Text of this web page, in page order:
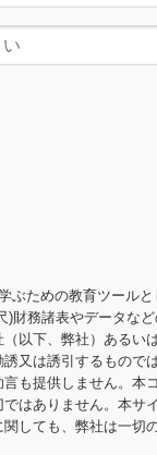
ぶための教育ツールと
)財務諸表やデータなど
以下、弊社）あるい
又は誘引するもので
も提供しません。本
はありません。本サ
しても、弊社は一切